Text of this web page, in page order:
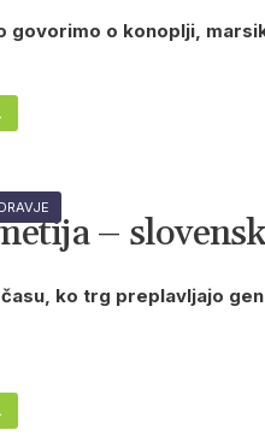
govorimo o konoplji,
–
ko trg preplavljajo